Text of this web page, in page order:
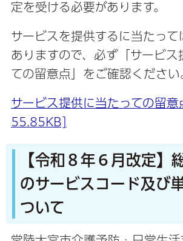
定を受ける必要があります。
サービスを提供するに当たって
ありますので、必ず「サービス
ての留意点」をご確認ください
サービス提供に当たっての留意
55.85KB]
【令和８年６月改定】
のサービスコード及び
ついて